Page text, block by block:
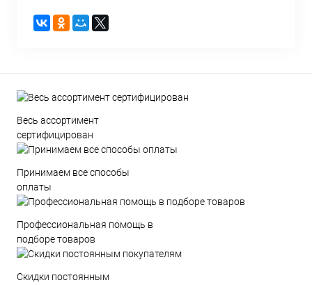
Весь ассортимент
сертифицирован
Принимаем все способы
оплаты
Профессиональная помощь в
подборе товаров
Скидки постоянным